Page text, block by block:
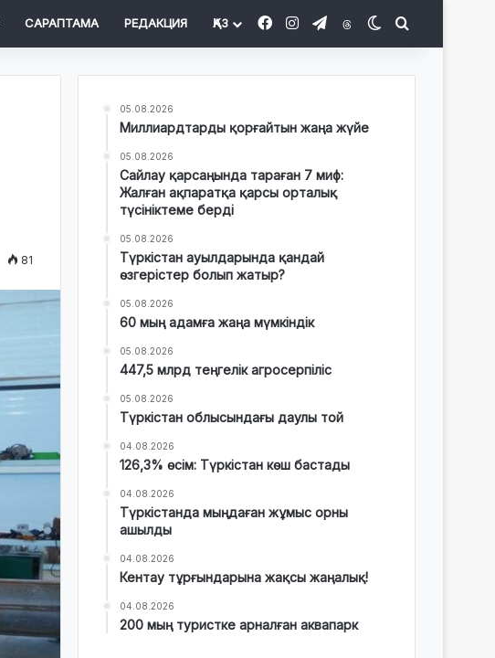
САРАПТАМА РЕДАКЦИЯ ҚАЗ FacebookInstagram
TelegramThreadsSwitch skin
81
05.08.2026
Миллиардтарды қорғайтын жаңа жүйе
05.08.2026
Сайлау қарсаңында тараған 7 миф:
Жалған ақпаратқа қарсы орталық
түсініктеме берді
05.08.2026
Түркістан ауылдарында қандай
өзгерістер болып жатыр?
05.08.2026
60 мың адамға жаңа мүмкіндік
05.08.2026
447,5 млрд теңгелік агросерпіліс
05.08.2026
Түркістан облысындағы даулы той
04.08.2026
126,3% өсім: Түркістан көш бастады
04.08.2026
Түркістанда мыңдаған жұмыс орны
ашылды
04.08.2026
Кентау тұрғындарына жақсы жаңалық!
04.08.2026
200 мың туристке арналған аквапарк